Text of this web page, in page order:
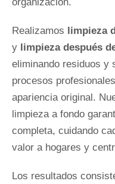
Realizamos limpieza
y limpieza después
eliminando residuos y
procesos
apariencia original.
limpieza a fondo
completa, cuidando
valor a hogares y
Los resultados